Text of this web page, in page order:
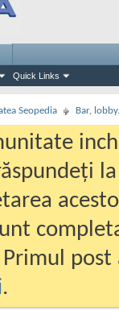
Quick Links
Seopedia Bar,
Primul
.